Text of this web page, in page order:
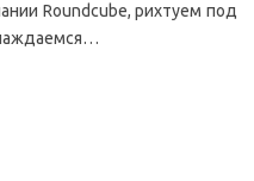
Roundcube, рихтуем под